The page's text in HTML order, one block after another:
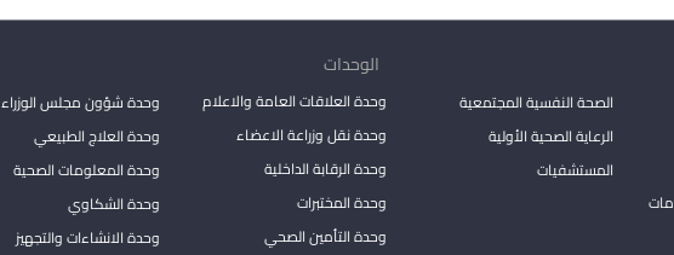
الصحة النفسية المجتمعية
الرعاية الصحية الأولية
المستشفيات
الوحدات
وحدة العلاقات العامة والاعلام
وحدة نقل وزراعة الاعضاء
وحدة الرقابة الداخلية
وحدة المختبرات
وحدة التأمين الصحي
وحدة شؤون مجلس الوزراء
وحدة العلاج الطبيعي
وحدة المعلومات الصحية
وحدة الشكاوي
وحدة الانشاءات والتجهيز